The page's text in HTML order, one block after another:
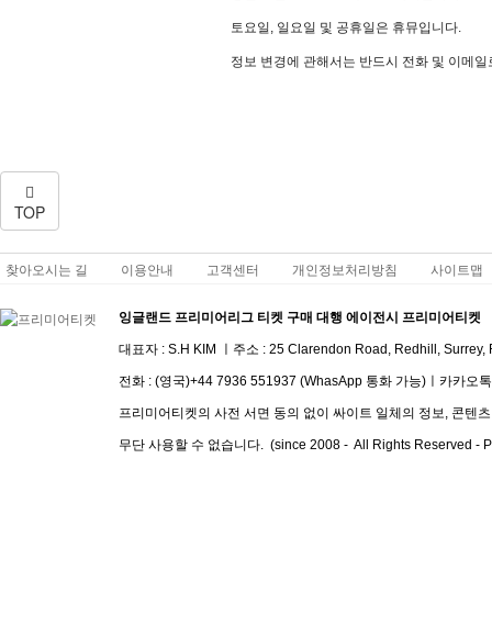
토요일 , 일요일 및 공휴일은 휴뮤입니다.
정보 변경에 관해서는 반드시 전화 및 이메일
TOP
찾아오시는 길 이용안내 고객센터 개인정보처리방침 사이트맵
잉글랜드 프리미어리그 티켓 구매 대행 에이전시 프리미어티켓
대표자 : S.H KIM ㅣ주소 : 25 Clarendon Road, Redhill, Surrey,
전화 : (영국)+44 7936 551937 (WhasApp 통화 가능) 카카오
프리미어티켓의 사전 서면 동의 없이 싸이트 일체의 정보, 콘텐
무단 사용할 수 없습니다. (since 2008 - All Rights Reserved -